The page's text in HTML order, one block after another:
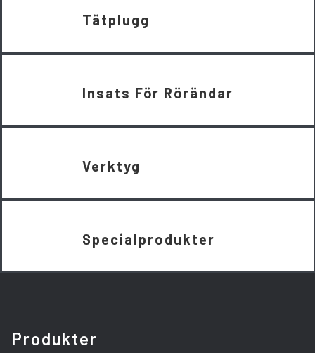
Tätplugg
Insats För Rörändar
Verktyg
Specialprodukter
Produkter